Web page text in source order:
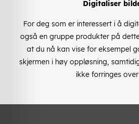
Digitaliser
For deg som er interessert i å
også en gruppe produkter på
at du nå kan vise for eksempel
skjermen i høy oppløsning,
ikke forringes